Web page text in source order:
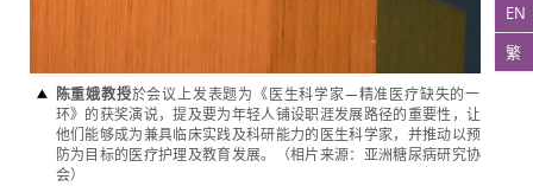
EN
繁
陈重娥教授於会议上发表题为《医生科学家—精准医疗缺失的一
环》的获奖演说，提及要为年轻人铺设职涯发展路径的重要性，让
他们能够成为兼具临床实践及科研能力的医生科学家，并推动以预
防为目标的医疗护理及教育发展。（相片来源：亚洲糖尿病研究协
会）